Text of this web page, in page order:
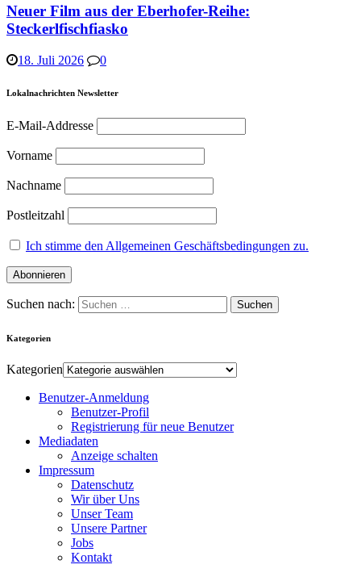
Neuer Film aus der Eberhofer-Reihe:
Steckerlfischfiasko
18. Juli 2026 0
Lokalnachrichten Newsletter
E-Mail-Addresse
Vorname
Nachname
Postleitzahl
Ich stimme den Allgemeinen Geschäftsbedingungen zu.
Suchen nach:
Kategorien
Kategorien
Benutzer-Anmeldung
Benutzer-Profil
Registrierung für neue Benutzer
Mediadaten
Anzeige schalten
Impressum
Datenschutz
Wir über Uns
Unser Team
Unsere Partner
Jobs
Kontakt